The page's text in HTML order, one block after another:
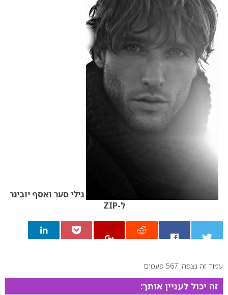
גילי סער ואסף יובינר
ל-ZIP
0עמוד זה נצפה: 567 פעמים
זה יכול לעניין אותך: